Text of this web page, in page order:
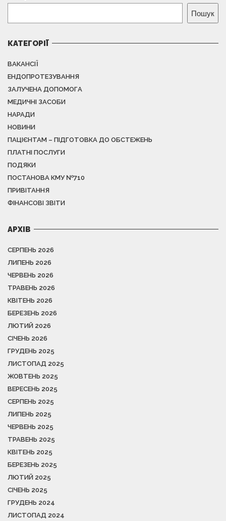
Пошук
КАТЕГОРІЇ
ВАКАНСІЇ
ЕНДОПРОТЕЗУВАННЯ
ЗАЛУЧЕНА ДОПОМОГА
МЕДИЧНІ ЗАСОБИ
НАРАДИ
НОВИНИ
ПАЦІЄНТАМ – ПІДГОТОВКА ДО ОБСТЕЖЕНЬ
ПЛАТНІ ПОСЛУГИ
ПОДЯКИ
ПОСТАНОВА КМУ №710
ПРИВІТАННЯ
ФІНАНСОВІ ЗВІТИ
АРХІВ
СЕРПЕНЬ 2026
ЛИПЕНЬ 2026
ЧЕРВЕНЬ 2026
ТРАВЕНЬ 2026
КВІТЕНЬ 2026
БЕРЕЗЕНЬ 2026
ЛЮТИЙ 2026
СІЧЕНЬ 2026
ГРУДЕНЬ 2025
ЛИСТОПАД 2025
ЖОВТЕНЬ 2025
ВЕРЕСЕНЬ 2025
СЕРПЕНЬ 2025
ЛИПЕНЬ 2025
ЧЕРВЕНЬ 2025
ТРАВЕНЬ 2025
КВІТЕНЬ 2025
БЕРЕЗЕНЬ 2025
ЛЮТИЙ 2025
СІЧЕНЬ 2025
ГРУДЕНЬ 2024
ЛИСТОПАД 2024